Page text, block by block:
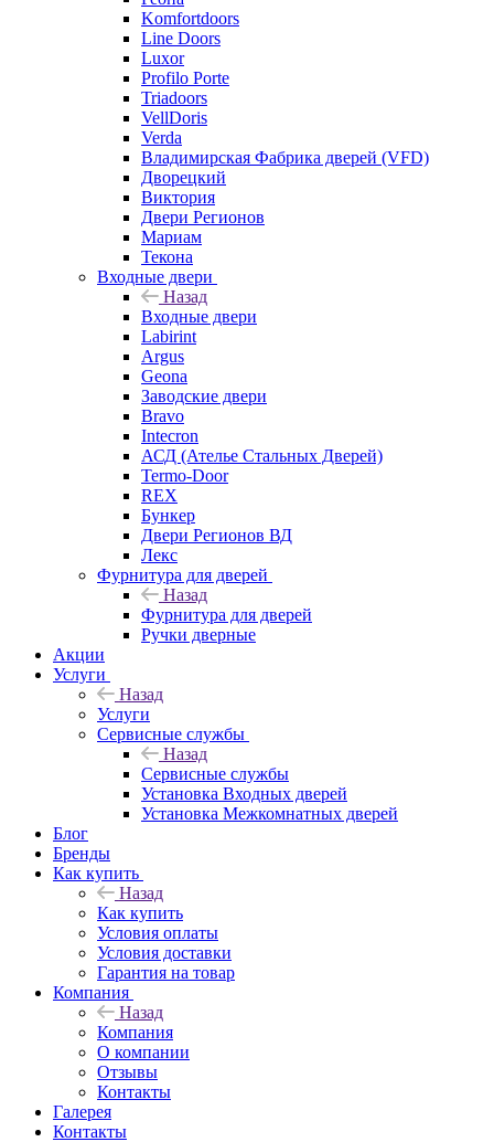
Komfortdoors
Line Doors
Luxor
Profilo Porte
Triadoors
VellDoris
Verda
Владимирская Фабрика дверей (VFD)
Дворецкий
Виктория
Двери Регионов
Мариам
Текона
Входные двери
Назад
Входные двери
Labirint
Argus
Geona
Заводские двери
Bravo
Intecron
АСД (Ателье Стальных Дверей)
Termo-Door
REX
Бункер
Двери Регионов ВД
Лекс
Фурнитура для дверей
Назад
Фурнитура для дверей
Ручки дверные
Акции
Услуги
Назад
Услуги
Сервисные службы
Назад
Сервисные службы
Установка Входных дверей
Установка Межкомнатных дверей
Блог
Бренды
Как купить
Назад
Как купить
Условия оплаты
Условия доставки
Гарантия на товар
Компания
Назад
Компания
О компании
Отзывы
Контакты
Галерея
Контакты